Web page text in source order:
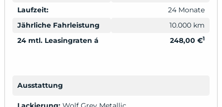
Laufzeit:
24 Monate
Jährliche Fahrleistung
10.000 km
24 mtl. Leasingraten á
248,00 €1
Ausstattung